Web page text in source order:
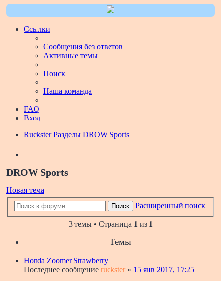
Ссылки
Сообщения без ответов
Активные темы
Поиск
Наша команда
FAQ
Вход
Ruckster Разделы DROW Sports
DROW Sports
Новая тема
Поиск Расширенный поиск
3 темы • Страница 1 из 1
Темы
Honda Zoomer Strawberry
Последнее сообщение ruckster« 15 янв 2017, 17:25